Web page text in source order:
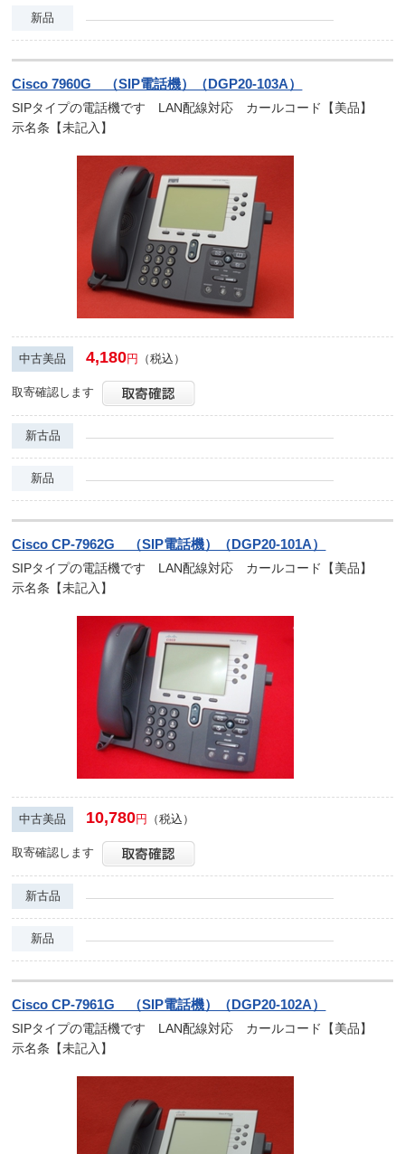
新品
Cisco 7960G （SIP電話機）（DGP20-103A）
SIPタイプの電話機です LAN配線対応 カールコード【美品】
示名条【未記入】
中古美品 4,180円 （税込）
取寄確認します
新古品
新品
Cisco CP-7962G （SIP電話機）（DGP20-101A）
SIPタイプの電話機です LAN配線対応 カールコード【美品】
示名条【未記入】
中古美品 10,780円 （税込）
取寄確認します
新古品
新品
Cisco CP-7961G （SIP電話機）（DGP20-102A）
SIPタイプの電話機です LAN配線対応 カールコード【美品】
示名条【未記入】